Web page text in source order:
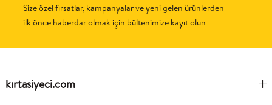
Size özel fırsatlar, kampanyalar ve yeni gelen ürünlerden
ilk önce haberdar olmak için bültenimize kayıt olun
kırtasiyeci.com